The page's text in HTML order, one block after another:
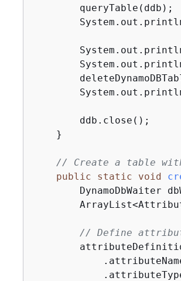
        queryTable(ddb);
        ddb.close();
    }
// Create a table
public
static void
DynamoDbWaiter
// Define